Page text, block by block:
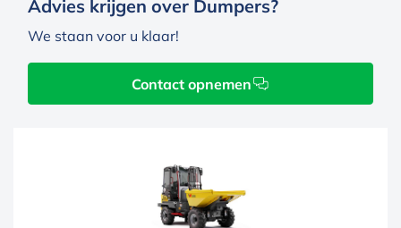
Advies krijgen over Dumpers?
We staan voor u klaar!
Contact opnemen